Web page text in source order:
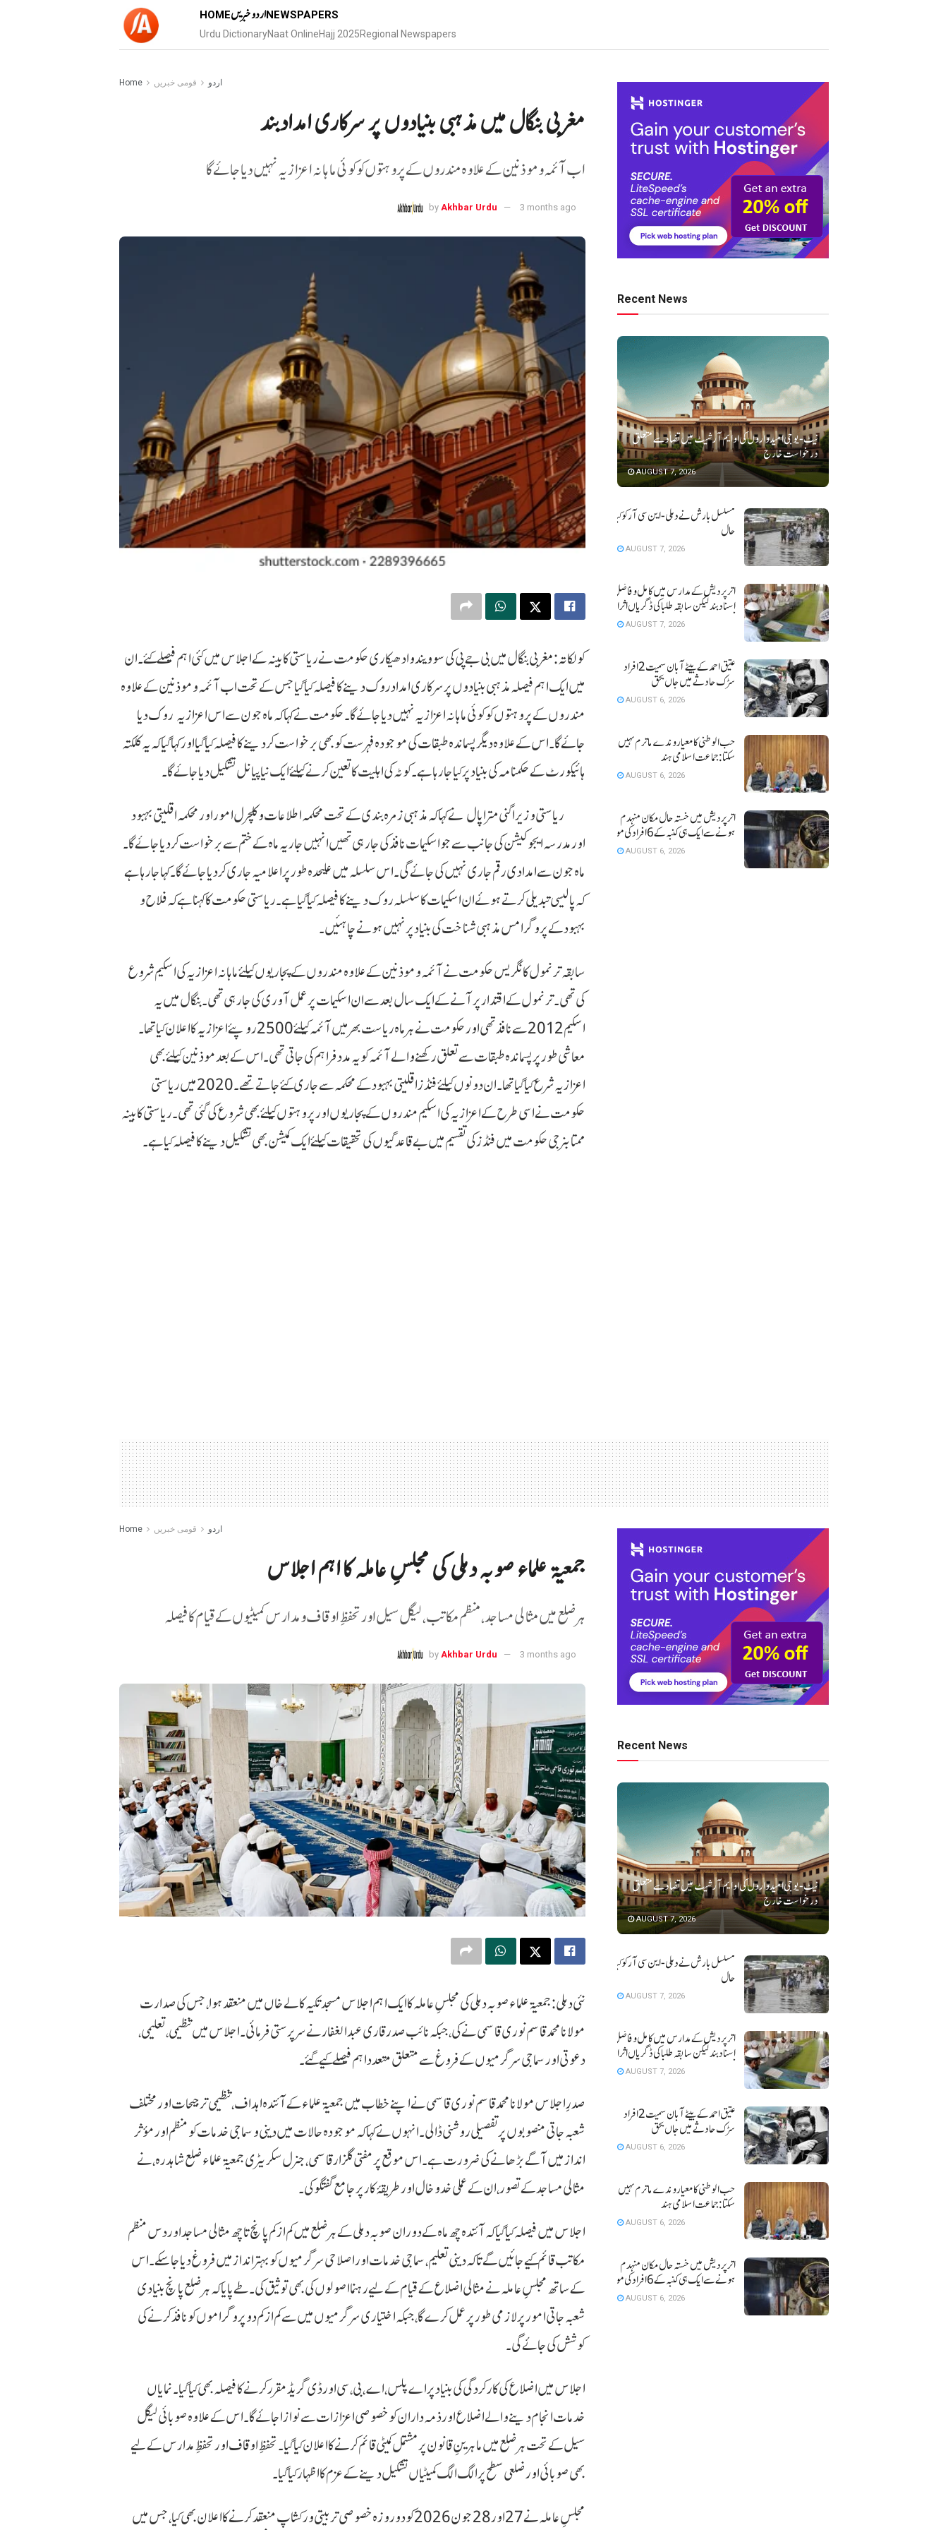
HOMEاردو خبریںNEWSPAPERS
Urdu DictionaryNaat OnlineHajj 2025Regional Newspapers
Home اردو قومی خبریں
مغربی بنگال میں مذہبی بنیادوں پر سرکاری امدادبند
اب آئمہ و موذنین کے علاوہ مندروں کے پروہتوں کو کوئی ماہانہ اعزازیہ نہیں دیا جائے گا
by Akhbar Urdu 3 months ago
کولکاتہ :مغربی بنگال میں بی جے پی کی سوویندو ادھیکاری حکومت نے ریاستی کابینہ کے اجلاس میں کئی اہم فیصلے کئے ۔ ان
میں ایک اہم فیصلہ مذہبی بنیادوں پر سرکاری امداد روک دینے کا فیصلہ کیا گیا جس کے تحت اب آئمہ و موذنین کے علاوہ
مندروں کے پروہتوں کو کوئی ماہانہ اعزازیہ نہیں دیا جائے گا ۔ حکومت نے کہا کہ ماہ جون سے اس اعزازیہ روک دیا
جائے گا ۔ اس کے علاوہ دیگر پسماندہ طبقات کی موجودہ فہرست کو بھی برخواست کردینے کا فیصلہ کیا گیا اور کہا گیا کہ یہ کلکتہ
ہائیکورٹ کے حکمنامہ کی بنیاد پر کیا جا رہا ہے ۔ کوٹہ کی اہلیت کا تعین کرنے کیلئے ایک نیا پیانل تشکیل دیا جائے گا ۔
ریاستی وزیر اگنی مترا پال نے کہا کہ مذہبی زمرہ بندی کے تحت محکمہ اطلاعات و کلچرل امور اور محکمہ اقلیتی بہبود
اور مدرسہ ایجوکیشن کی جانب سے جو اسکیمات نافذ کی جا رہی تھیں انہیں جاریہ ماہ کے ختم سے برخواست کردیا جائے گا ۔
ماہ جون سے امدادی رقم جاری نہیں کی جائے گی ۔ اس سلسلہ میں علیحدہ طور پر اعلامیہ جاری کردیا جائے گا ۔ کہا جا رہا ہے
کہ پالیسی تبدیلی کرتے ہوئے ان اسکیمات کا سلسلہ روک دینے کا فیصلہ کیا گیا ہے ۔ ریاستی حکومت کا کہنا ہے کہ فلاح و
بہبود کے پروگرامس مذہبی شناخت کی بنیاد پر نہیں ہونے چاہئیں۔
سابقہ ترنمول کانگریس حکومت نے آئمہ و موذنین کے علاوہ مندروں کے پجاریوں کیلئے ماہانہ اعزازیہ کی اسکیم شروع
کی تھی ۔ ترنمول کے اقتدار پر آنے کے ایک سال بعد سے ان اسکیمات پر عمل آوری کی جارہی تھی ۔بنگال میں یہ
اسکیم 2012 سے نافذ تھی اور حکومت نے ہر ماہ ریاست بھر میں آئمہ کیلئے 2500 روپئے اعزازیہ کا اعلان کیا تھا ۔
معاشی طور پر پسماندہ طبقات سے تعلق رکھنے والے آئمہ کو یہ مدد فراہم کی جاتی تھی ۔ اس کے بعد موذنین کیلئے بھی
اعزازیہ شرع کیا گیا تھا ۔ ان دونوں کیلئے فنڈز اقلیتی بہبود کے محکمہ سے جاری کئے جاتے تھے ۔ 2020 میں ریاستی
حکومت نے اسی طرح کے اعزازیہ کی اسکیم مندروں کے پجاریوں اورپروہتوں کیلئے بھی شروع کی گئی تھی ۔ ریاستی کابینہ
ممتابنرجی حکومت میں فنڈز کی تقسیم میں بے قاعدگیوں کی تحقیقات کیلئے ایک کمیشن بھی تشکیل دینے کا فیصلہ کیا ہے ۔
Recent News
نیٹ-یو جی امیدواروں کی او ایم آر شیٹ میں تضاد سے متعلق
درخواست خارج
AUGUST 7, 2026
مسلسل بارش نے دہلی-این سی آر کو کیا بے
حال
AUGUST 7, 2026
اتر پردیش کےمدارس میں کامل و فاضل کی
اسناد بند لیکن سابقہ طلبا کی ڈگریا ں اثرانداز
AUGUST 7, 2026
عتیق احمد کے بیٹے آبان سمیت 2 افراد
سڑک حادثے میں جاں بحق
AUGUST 6, 2026
حب الوطنی کا معیار وندے ماترم نہیں ہو
سکتا : جماعت اسلامی ہند
AUGUST 6, 2026
اتر پردیش میں خستہ حال مکان منہدم
ہونے سے ایک ہی کنبہ کے 6 افراد کی موت
AUGUST 6, 2026
Home اردو قومی خبریں
جمعیۃ علماء صوبہ دہلی کی مجلسِ عاملہ کا اہم اجلاس
ہر ضلع میں مثالی مساجد، منظم مکاتب، لیگل سیل اور تحفظِ اوقاف و مدارس کمیٹیوں کے قیام کا فیصلہ
by Akhbar Urdu 3 months ago
نئی دہلی: جمعیۃ علماء صوبہ دہلی کی مجلسِ عاملہ کا ایک اہم اجلاس مسجد تکیہ کالے خاں میں منعقد ہوا، جس کی صدارت
مولانا محمد قاسم نوری قاسمی نے کی، جبکہ نائب صدر قاری عبد الغفار نے سرپرستی فرمائی۔ اجلاس میں تنظیمی، تعلیمی،
دعوتی اور سماجی سرگرمیوں کے فروغ سے متعلق متعدد اہم فیصلے کیے گئے۔
صدرِ اجلاس مولانا محمد قاسم نوری قاسمی نے اپنے خطاب میں جمعیۃ علماء کے آئندہ اہداف، تنظیمی ترجیحات اور مختلف
شعبہ جاتی منصوبوں پر تفصیلی روشنی ڈالی۔ انہوں نے کہا کہ موجودہ حالات میں دینی و سماجی خدمات کو منظم اور مؤثر
انداز میں آگے بڑھانے کی ضرورت ہے۔ اس موقع پر مفتی گلزار قاسمی، جنرل سکریٹری جمعیۃ علماء ضلع شاہدرہ، نے
مثالی مساجد کے تصور، ان کے عملی خدوخال اور طریقۂ کار پر جامع گفتگو کی۔
اجلاس میں فیصلہ کیا گیا کہ آئندہ چھ ماہ کے دوران صوبہ دہلی کے ہر ضلع میں کم از کم پانچ تا چھ مثالی مساجد اور دس منظم
مکاتب قائم کیے جائیں گے تاکہ دینی تعلیم، سماجی خدمات اور اصلاحی سرگرمیوں کو بہتر انداز میں فروغ دیا جا سکے۔ اس
کے ساتھ مجلسِ عاملہ نے مثالی اضلاع کے قیام کے لیے رہنما اصولوں کی بھی توثیق کی۔ طے پایا کہ ہر ضلع پانچ بنیادی
شعبہ جاتی امور پر لازمی طور پر عمل کرے گا، جبکہ اختیاری سرگرمیوں میں سے کم از کم دو پروگراموں کو نافذ کرنے کی
کوشش کی جائے گی۔
اجلاس میں اضلاع کی کارکردگی کی بنیاد پر اے پلس، اے، بی، سی اور ڈی گریڈ مقرر کرنے کا فیصلہ بھی کیا گیا۔ نمایاں
خدمات انجام دینے والے اضلاع اور ذمہ داران کو خصوصی اعزازات سے نوازا جائے گا۔ اس کے علاوہ صوبائی لیگل
سیل کے تحت ہر ضلع میں ماہرینِ قانون پر مشتمل کمیٹی قائم کرنے کا اعلان کیا گیا۔ تحفظِ اوقاف اور تحفظِ مدارس کے لیے
بھی صوبائی اور ضلعی سطح پر الگ الگ کمیٹیاں تشکیل دینے کے عزم کا اظہار کیا گیا۔
مجلسِ عاملہ نے 27 اور 28 جون 2026 کو دو روزہ خصوصی تربیتی ورکشاپ منعقد کرنے کا اعلان بھی کیا، جس میں
Recent News
نیٹ-یو جی امیدواروں کی او ایم آر شیٹ میں تضاد سے متعلق
درخواست خارج
AUGUST 7, 2026
مسلسل بارش نے دہلی-این سی آر کو کیا بے
حال
AUGUST 7, 2026
اتر پردیش کےمدارس میں کامل و فاضل کی
اسناد بند لیکن سابقہ طلبا کی ڈگریا ں اثرانداز
AUGUST 7, 2026
عتیق احمد کے بیٹے آبان سمیت 2 افراد
سڑک حادثے میں جاں بحق
AUGUST 6, 2026
حب الوطنی کا معیار وندے ماترم نہیں ہو
سکتا : جماعت اسلامی ہند
AUGUST 6, 2026
اتر پردیش میں خستہ حال مکان منہدم
ہونے سے ایک ہی کنبہ کے 6 افراد کی موت
AUGUST 6, 2026